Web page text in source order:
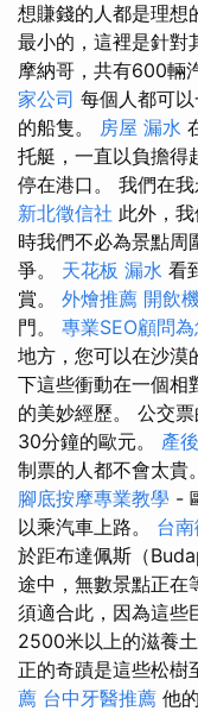
想賺錢的人都是理想
最小的，這裡是針對
摩納哥，共有600輛
家公司 每個人都可
的船隻。 房屋 漏水
托艇，一直以負擔得
停在港口。 我們在
新北徵信社 此外，
時我們不必為景點周
爭。 天花板 漏水 看
賞。 外燴推薦 開飲
門。 專業SEO顧問
地方，您可以在沙漠
下這些衝動在一個相
的美妙經歷。 公交
30分鐘的歐元。 產
制票的人都不會太貴
腳底按摩專業教學 -
以乘汽車上路。 台
於距布達佩斯（
途中，無數景點正在
須適合此，因為這些
2500米以上的滋養土
正的奇蹟是這些松樹
薦 台中牙醫推薦 他